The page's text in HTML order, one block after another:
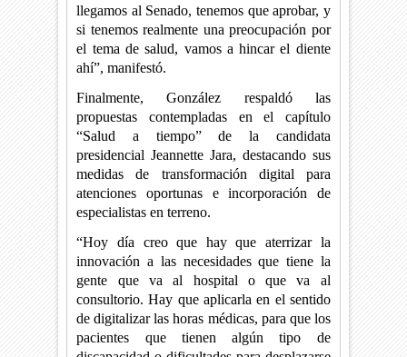
llegamos al Senado, tenemos que aprobar, y
si tenemos realmente una preocupación por
el tema de salud, vamos a hincar el diente
ahí”, manifestó.
Finalmente, González respaldó las
propuestas contempladas en el capítulo
“Salud a tiempo” de la candidata
presidencial Jeannette Jara, destacando sus
medidas de transformación digital para
atenciones oportunas e incorporación de
especialistas en terreno.
“Hoy día creo que hay que aterrizar la
innovación a las necesidades que tiene la
gente que va al hospital o que va al
consultorio. Hay que aplicarla en el sentido
de digitalizar las horas médicas, para que los
pacientes que tienen algún tipo de